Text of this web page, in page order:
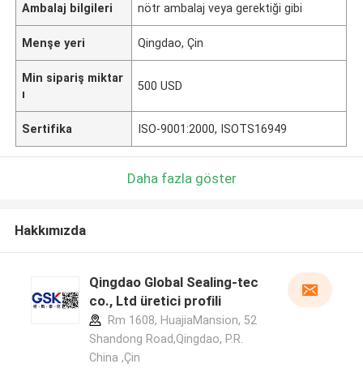
Ambalaj bilgileri nötr ambalaj veya gerektiği gibi
Menşe yeri Qingdao, Çin
Min sipariş miktar
ı
500 USD
Sertifika ISO-9001:2000, ISOTS16949
Daha fazla göster
Hakkımızda
Qingdao Global Sealing-tec
co., Ltd üretici profili
Rm 1608, HuajiaMansion, 52
Shandong Road,Qingdao, P.R.
China ,Çin